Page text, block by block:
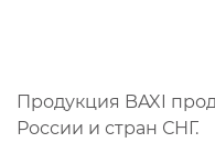
Продукция BAXI
России и стран СНГ.